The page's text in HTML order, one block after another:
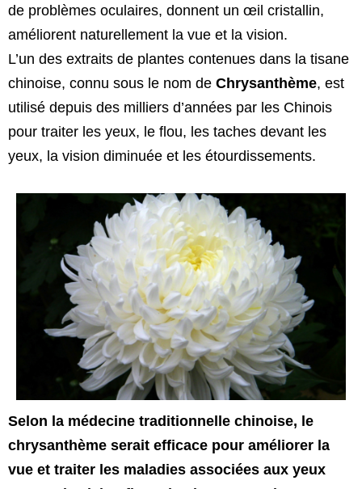
de problèmes oculaires, donnent un œil cristallin,
améliorent naturellement la vue et la vision.
L’un des extraits de plantes contenues dans la tisane
chinoise, connu sous le nom de Chrysanthème, est
utilisé depuis des milliers d’années par les Chinois
pour traiter les yeux, le flou, les taches devant les
yeux, la vision diminuée et les étourdissements.
Selon la médecine traditionnelle chinoise, le
chrysanthème serait efficace pour améliorer la
vue et traiter les maladies associées aux yeux